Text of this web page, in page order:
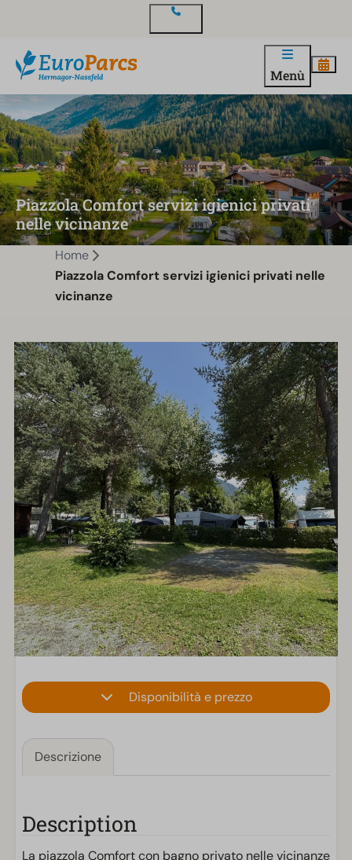
Menù
Piazzola Comfort servizi igienici privati
nelle vicinanze
Home
Piazzola Comfort servizi igienici privati nelle
vicinanze
Disponibilità e prezzo
Descrizione
Description
La piazzola Comfort con bagno privato nelle vicinanze